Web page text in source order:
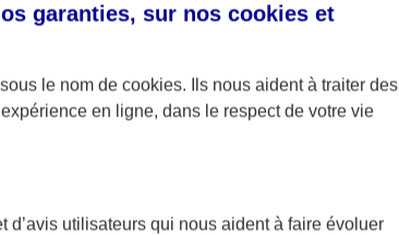
garanties, sur nos cookies et
le nom de cookies. Ils nous aident à traiter des
en ligne, dans le respect de votre vie
d’avis utilisateurs qui nous aident à faire évoluer